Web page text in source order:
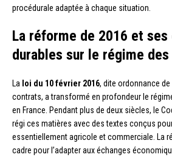
procédurale adaptée à chaque situation.
La réforme de 2016 et
durables sur le régime
La loi du 10 février 2016, dite ordonnance
contrats, a transformé en profondeur le
en France. Pendant plus de deux siècles, le
régi ces matières avec des textes conçus
essentiellement agricole et commerciale. La
cadre pour l’adapter aux échanges